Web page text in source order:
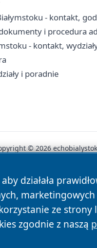
- kontakt,
i procedura
- kontakt,
i poradnie
działała
ze
zgodnie z naszą
© 2026
Autorzy Polityka